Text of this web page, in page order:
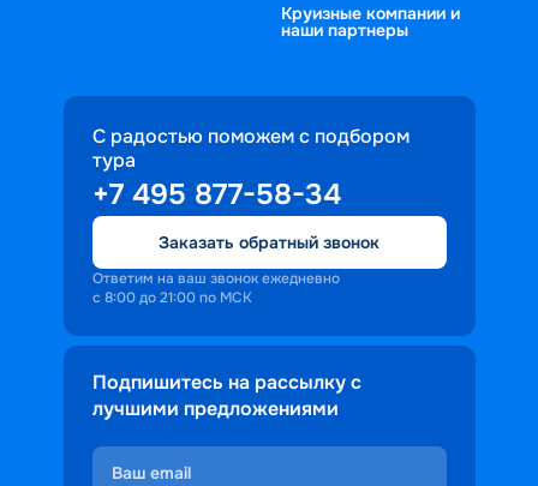
Круизные компании и
наши партнеры
С радостью поможем с подбором
тура
+7 495 877-58-34
Заказать обратный звонок
Ответим на ваш звонок ежедневно
с 8:00 до 21:00 по МСК
Подпишитесь на рассылку с
лучшими предложениями